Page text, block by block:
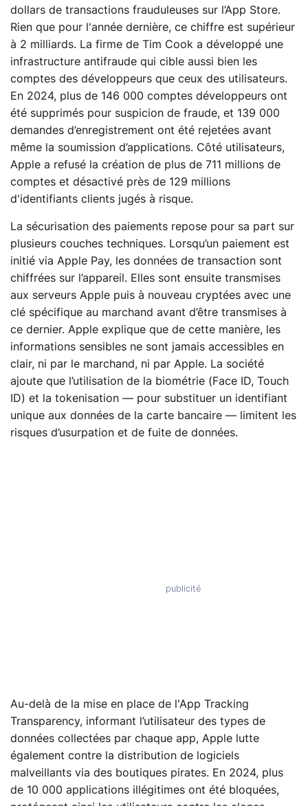
dollars de transactions frauduleuses sur l’App Store.
Rien que pour l'année dernière, ce chiffre est supérieur
à 2 milliards. La firme de Tim Cook a développé une
infrastructure antifraude qui cible aussi bien les
comptes des développeurs que ceux des utilisateurs.
En 2024, plus de 146 000 comptes développeurs ont
été supprimés pour suspicion de fraude, et 139 000
demandes d’enregistrement ont été rejetées avant
même la soumission d’applications. Côté utilisateurs,
Apple a refusé la création de plus de 711 millions de
comptes et désactivé près de 129 millions
d'identifiants clients jugés à risque.
La sécurisation des paiements repose pour sa part sur
plusieurs couches techniques. Lorsqu’un paiement est
initié via Apple Pay, les données de transaction sont
chiffrées sur l’appareil. Elles sont ensuite transmises
aux serveurs Apple puis à nouveau cryptées avec une
clé spécifique au marchand avant d’être transmises à
ce dernier. Apple explique que de cette manière, les
informations sensibles ne sont jamais accessibles en
clair, ni par le marchand, ni par Apple. La société
ajoute que l’utilisation de la biométrie (Face ID, Touch
ID) et la tokenisation — pour substituer un identifiant
unique aux données de la carte bancaire — limitent les
risques d’usurpation et de fuite de données.
Au-delà de la mise en place de l'App Tracking
Transparency, informant l’utilisateur des types de
données collectées par chaque app, Apple lutte
également contre la distribution de logiciels
malveillants via des boutiques pirates. En 2024, plus
de 10 000 applications illégitimes ont été bloquées,